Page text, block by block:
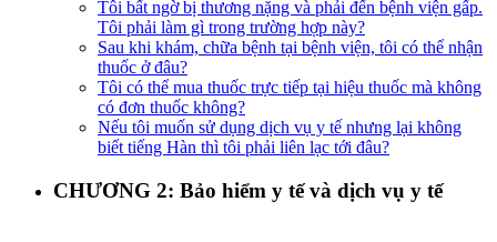
Tôi bất ngờ bị thương nặng và phải đến bệnh viện gấp.
Tôi phải làm gì trong trường hợp này?
Sau khi khám, chữa bệnh tại bệnh viện, tôi có thể nhận
thuốc ở đâu?
Tôi có thể mua thuốc trực tiếp tại hiệu thuốc mà không
có đơn thuốc không?
Nếu tôi muốn sử dụng dịch vụ y tế nhưng lại không
biết tiếng Hàn thì tôi phải liên lạc tới đâu?
CHƯƠNG 2: Bảo hiểm y tế và dịch vụ y tế